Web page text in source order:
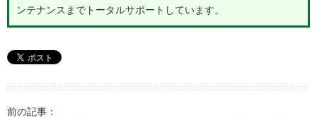
ンテナンスまでトータルサポートしています。
前の記事：